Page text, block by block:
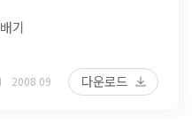
기
2008 09 다운로드